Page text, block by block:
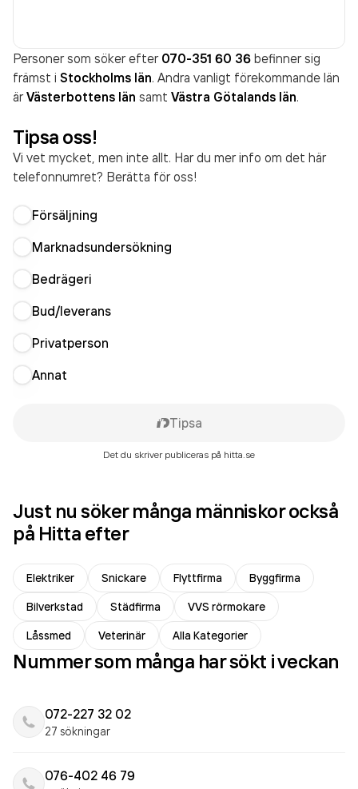
Personer som söker efter 070-351 60 36 befinner sig
främst i Stockholms län. Andra vanligt förekommande län
är Västerbottens län samt Västra Götalands län.
Tipsa oss!
Vi vet mycket, men inte allt. Har du mer info om det här
telefonnumret? Berätta för oss!
Försäljning
Marknadsundersökning
Bedrägeri
Bud/leverans
Privatperson
Annat
Tipsa
Det du skriver publiceras på hitta.se
Just nu söker många människor också
på Hitta efter
Elektriker Snickare Flyttfirma
Byggfirma
Bilverkstad
Städfirma
VVS rörmokare
Låssmed
Veterinär Alla Kategorier
Nummer som många har sökt i veckan
072-227 32 02
27 sökningar
076-402 46 79